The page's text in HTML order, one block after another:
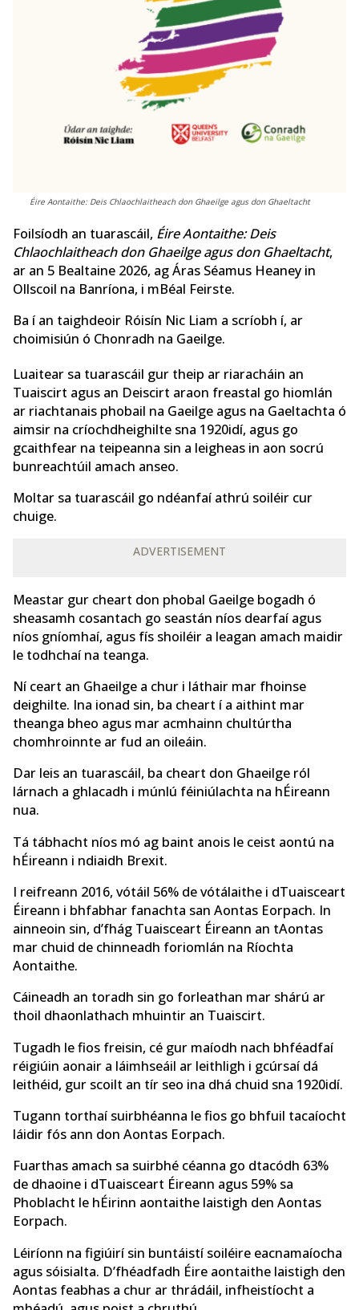
Éire Aontaithe: Deis Chlaochlaitheach don Ghaeilge agus don Ghaeltacht
Foilsíodh an tuarascáil, Éire Aontaithe: Deis
Chlaochlaitheach don Ghaeilge agus don Ghaeltacht,
ar an 5 Bealtaine 2026, ag Áras Séamus Heaney in
Ollscoil na Banríona, i mBéal Feirste.
Ba í an taighdeoir Róisín Nic Liam a scríobh í, ar
choimisiún ó Chonradh na Gaeilge.
Luaitear sa tuarascáil gur theip ar riaracháin an
Tuaiscirt agus an Deiscirt araon freastal go hiomlán
ar riachtanais phobail na Gaeilge agus na Gaeltachta ó
aimsir na críochdheighilte sna 1920idí, agus go
gcaithfear na teipeanna sin a leigheas in aon socrú
bunreachtúil amach anseo.
Moltar sa tuarascáil go ndéanfaí athrú soiléir cur
chuige.
ADVERTISEMENT
Meastar gur cheart don phobal Gaeilge bogadh ó
sheasamh cosantach go seastán níos dearfaí agus
níos gníomhaí, agus fís shoiléir a leagan amach maidir
le todhchaí na teanga.
Ní ceart an Ghaeilge a chur i láthair mar fhoinse
deighilte. Ina ionad sin, ba cheart í a aithint mar
theanga bheo agus mar acmhainn chultúrtha
chomhroinnte ar fud an oileáin.
Dar leis an tuarascáil, ba cheart don Ghaeilge ról
lárnach a ghlacadh i múnlú féiniúlachta na hÉireann
nua.
Tá tábhacht níos mó ag baint anois le ceist aontú na
hÉireann i ndiaidh Brexit.
I reifreann 2016, vótáil 56% de vótálaithe i dTuaisceart
Éireann i bhfabhar fanachta san Aontas Eorpach. In
ainneoin sin, d’fhág Tuaisceart Éireann an tAontas
mar chuid de chinneadh foriomlán na Ríochta
Aontaithe.
Cáineadh an toradh sin go forleathan mar shárú ar
thoil dhaonlathach mhuintir an Tuaiscirt.
Tugadh le fios freisin, cé gur maíodh nach bhféadfaí
réigiúin aonair a láimhseáil ar leithligh i gcúrsaí dá
leithéid, gur scoilt an tír seo ina dhá chuid sna 1920idí.
Tugann torthaí suirbhéanna le fios go bhfuil tacaíocht
láidir fós ann don Aontas Eorpach.
Fuarthas amach sa suirbhé céanna go dtacódh 63%
de dhaoine i dTuaisceart Éireann agus 59% sa
Phoblacht le hÉirinn aontaithe laistigh den Aontas
Eorpach.
Léiríonn na figiúirí sin buntáistí soiléire eacnamaíocha
agus sóisialta. D’fhéadfadh Éire aontaithe laistigh den
Aontas feabhas a chur ar thrádáil, infheistíocht a